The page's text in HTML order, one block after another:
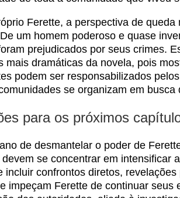
Ferette, a perspectiva de
um homem poderoso e quase
prejudicados por seus crimes.
mais dramáticas da novela, pois
podem ser responsabilizados
se organizam em busca
para os próximos
de desmantelar o poder de
se concentrar em intensificar
incluir confrontos diretos,
impeçam Ferette de continuar seus